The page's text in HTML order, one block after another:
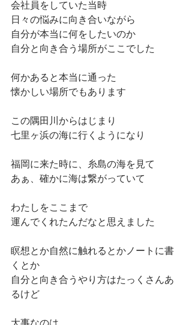
会社員をしていた当時
日々の悩みに向き合いながら
自分が本当に何をしたいのか
自分と向き合う場所がここでした
何かあると本当に通った
懐かしい場所でもあります
この隅田川からはじまり
七里ヶ浜の海に行くようになり
福岡に来た時に、糸島の海を見て
あぁ、確かに海は繋がっていて
わたしをここまで
運んでくれたんだなと思えました
瞑想とか自然に触れるとかノートに書
くとか
自分と向き合うやり方はたっくさんあ
るけど